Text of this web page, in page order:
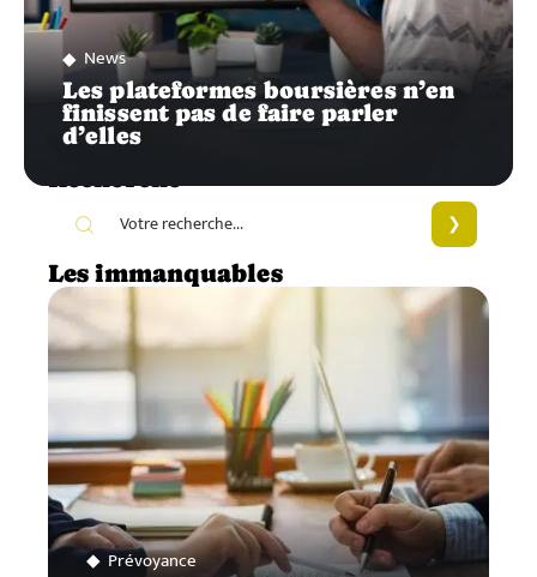
News
Les plateformes boursières n’en
finissent pas de faire parler
d’elles
Recherche
Les immanquables
Prévoyance